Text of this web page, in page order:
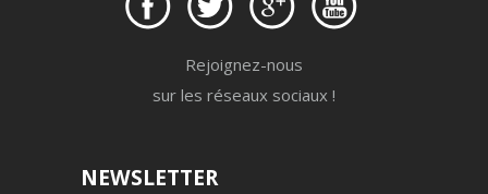
Rejoignez-nous
sur les réseaux sociaux !
NEWSLETTER